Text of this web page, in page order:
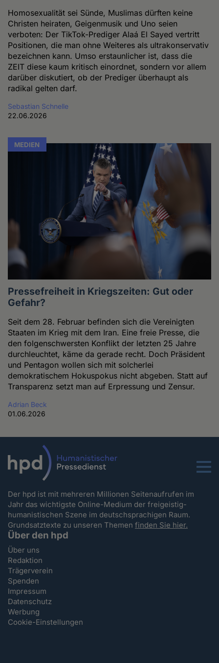
Homosexualität sei Sünde, Muslimas dürften keine
Christen heiraten, Geigenmusik und Uno seien
verboten: Der TikTok-Prediger Alaá El Sayed vertritt
Positionen, die man ohne Weiteres als ultrakonservativ
bezeichnen kann. Umso erstaunlicher ist, dass die
ZEIT diese kaum kritisch einordnet, sondern vor allem
darüber diskutiert, ob der Prediger überhaupt als
radikal gelten darf.
Sebastian Schnelle
22.06.2026
MEDIEN
Pressefreiheit in Kriegszeiten: Gut oder
Gefahr?
Seit dem 28. Februar befinden sich die Vereinigten
Staaten im Krieg mit dem Iran. Eine freie Presse, die
den folgenschwersten Konflikt der letzten 25 Jahre
durchleuchtet, käme da gerade recht. Doch Präsident
und Pentagon wollen sich mit solcherlei
demokratischem Hokuspokus nicht abgeben. Statt auf
Transparenz setzt man auf Erpressung und Zensur.
Adrian Beck
01.06.2026
Menu
Der hpd ist mit mehreren Millionen Seitenaufrufen im
Jahr das wichtigste Online-Medium der freigeistig-
humanistischen Szene im deutschsprachigen Raum.
Grundsatztexte zu unseren Themenfinden Sie hier.
Über den hpd
Über uns
Redaktion
Trägerverein
Spenden
Impressum
Datenschutz
Werbung
Cookie-Einstellungen